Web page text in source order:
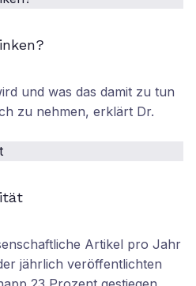
und was das damit zu tun
zu nehmen, erklärt Dr.
Artikel pro Jahr
jährlich veröffentlichten